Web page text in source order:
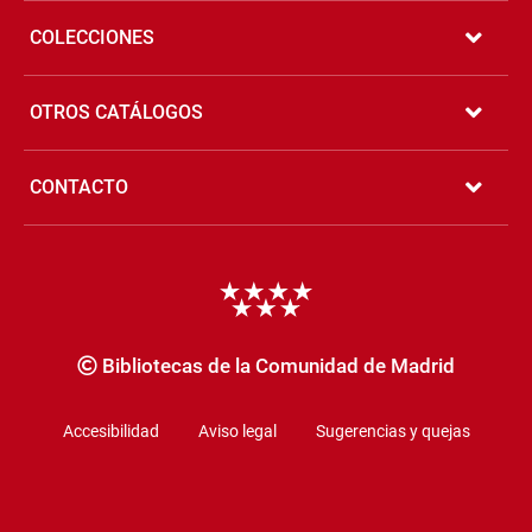
COLECCIONES
OTROS CATÁLOGOS
CONTACTO
Bibliotecas de la Comunidad de Madrid
Accesibilidad Aviso legal Sugerencias y quejas